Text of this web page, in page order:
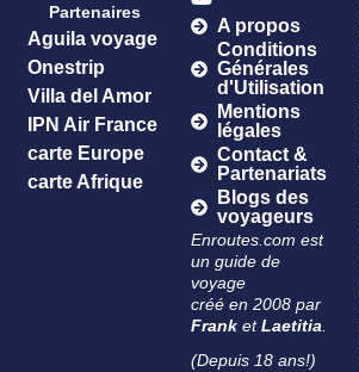
Partenaires
Aguila voyage
Onestrip
Villa del Amor
IPN Air France
carte Europe
carte Afrique
A propos
Conditions
Générales
d'Utilisation
Mentions
légales
Contact &
Partenariats
Blogs des
voyageurs
Enroutes.com est
un guide de
voyage
créé en 2008 par
FranketLaetitia.
(Depuis 18 ans!)